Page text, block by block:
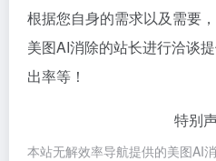
根据您自身的需求以及需要
美图AI消除的站长进行洽谈
出率等！
特别
本站无解效率导航提供的美图AI